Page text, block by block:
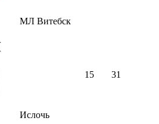
МЛ Витебск
Ислочь
15 31